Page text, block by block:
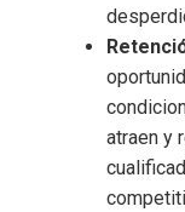
atraen y